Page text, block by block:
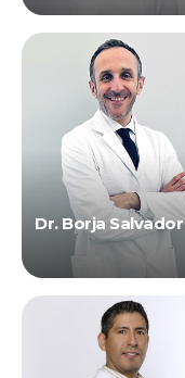
Dr. Borja Salvador